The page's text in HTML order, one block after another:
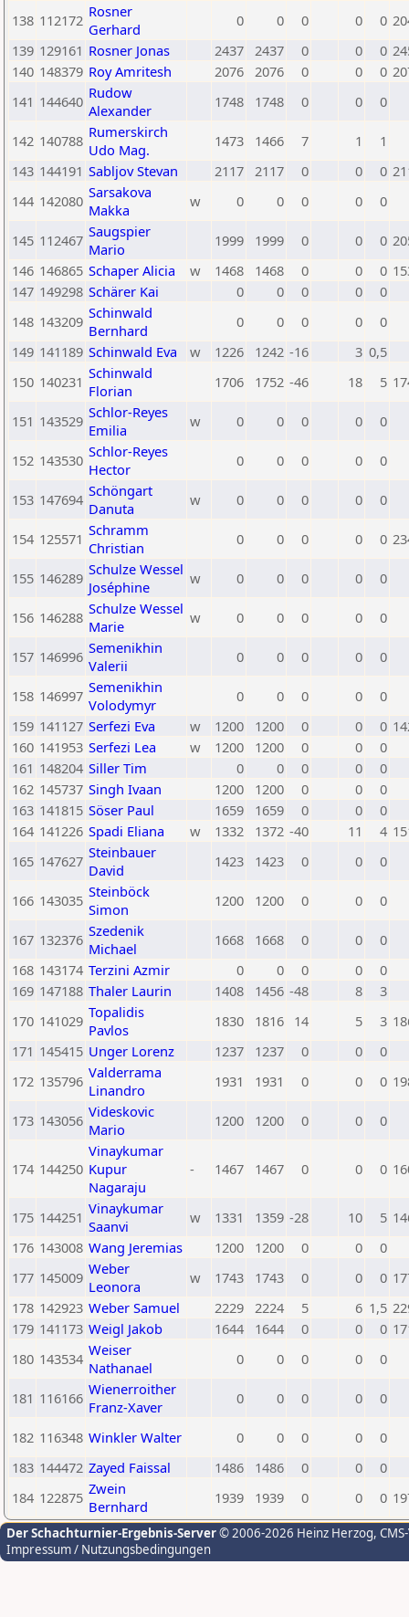
138 112172 Rosner
Gerhard
0 0 0 0 0
139 129161 Rosner Jonas 2437 2437 0 0 0
140 148379 Roy Amritesh 2076 2076 0 0 0
141 144640 Rudow
Alexander
1748 1748 0 0 0
142 140788 Rumerskirch
Udo Mag.
1473 1466 7 1
1
143 144191 Sabljov Stevan 2117 2117 0 0 0
144 142080 Sarsakova
Makka
w 0 0 0 0 0
145 112467 Saugspier
Mario
1999 1999 0 0 0
146 146865 Schaper Alicia w 1468 1468 0 0 0
147 149298 Schärer Kai 0 0 0 0
0
148 143209 Schinwald
Bernhard
0 0 0 0
0
149 141189 Schinwald Eva w 1226 1242 -16 3 0,5
150 140231 Schinwald
Florian
1706 1752 -46 18 5
151 143529 Schlor-Reyes
Emilia
w 0 0 0 0 0
152 143530 Schlor-Reyes
Hector
0 0 0 0 0
153 147694 Schöngart
Danuta
w 0 0 0 0 0
154 125571 Schramm
Christian
0 0 0 0 0
155 146289 Schulze Wessel
Joséphine
w 0 0 0 0 0
156 146288 Schulze Wessel
Marie
w 0 0 0 0 0
157 146996 Semenikhin
Valerii
0 0 0 0 0
158 146997 Semenikhin
Volodymyr
0 0 0 0
0
159 141127 Serfezi Eva w 1200 1200 0 0 0
160 141953 Serfezi Lea w 1200 1200 0 0
0
161 148204 Siller Tim 0 0 0 0
0
162 145737 Singh Ivaan 1200 1200 0 0
0
163 141815 Söser Paul 1659 1659 0 0
0
164 141226 Spadi Eliana w 1332 1372 -40 11 4
165 147627 Steinbauer
David
1423 1423 0 0 0
166 143035 Steinböck
Simon
1200 1200 0 0 0
167 132376 Szedenik
Michael
1668 1668 0 0
0
168 143174 Terzini Azmir 0 0 0 0
0
169 147188 Thaler Laurin 1408 1456 -48 8
3
170 141029 Topalidis
Pavlos
1830 1816 14 5 3
171 145415 Unger Lorenz 1237 1237 0 0
0
172 135796 Valderrama
Linandro
1931 1931 0 0 0
173 143056 Videskovic
Mario
1200 1200 0 0 0
174 144250
Vinaykumar
Kupur
Nagaraju
- 1467 1467 0 0 0
175 144251 Vinaykumar
Saanvi
w 1331 1359 -28 10 5
176 143008 Wang Jeremias 1200 1200 0 0
0
177 145009 Weber
Leonora
w 1743 1743 0 0 0
178 142923 Weber Samuel 2229 2224 5 6 1,5
179 141173 Weigl Jakob 1644 1644 0 0 0
180 143534 Weiser
Nathanael
0 0 0 0 0
181 116166 Wienerroither
Franz-Xaver
0 0 0 0 0
182 116348 Winkler Walter 0 0 0 0
0
183 144472 Zayed Faissal 1486 1486 0 0
0
184 122875 Zwein
Bernhard
1939 1939 0 0 0
Der Schachturnier-Ergebnis-Server© 2006-2026 Heinz Herzog,
Impressum / Nutzungsbedingungen